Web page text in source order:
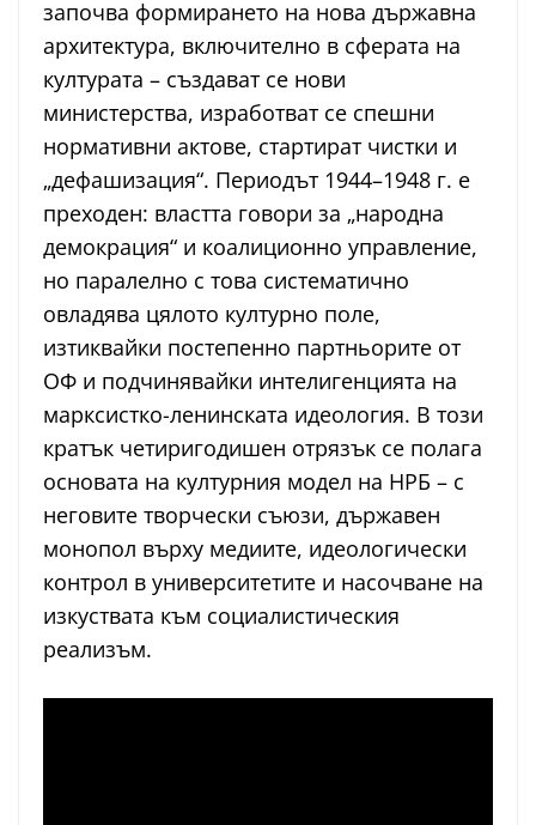
започва формирането на нова държавна
архитектура, включително в сферата на
културата – създават се нови
министерства, изработват се спешни
нормативни актове, стартират чистки и
„дефашизация“. Периодът 1944–1948 г. е
преходен: властта говори за „народна
демокрация“ и коалиционно управление,
но паралелно с това систематично
овладява цялото културно поле,
изтиквайки постепенно партньорите от
ОФ и подчинявайки интелигенцията на
марксистко-ленинската идеология. В този
кратък четиригодишен отрязък се полага
основата на културния модел на НРБ – с
неговите творчески съюзи, държавен
монопол върху медиите, идеологически
контрол в университетите и насочване на
изкуствата към социалистическия
реализъм.